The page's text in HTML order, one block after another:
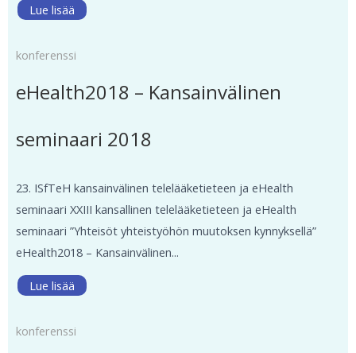
Lue lisää
konferenssi
eHealth2018 – Kansainvälinen
seminaari 2018
23. ISfTeH kansainvälinen telelääketieteen ja eHealth
seminaari XXIII kansallinen telelääketieteen ja eHealth
seminaari ”Yhteisöt yhteistyöhön muutoksen kynnyksellä”
eHealth2018 – Kansainvälinen...
Lue lisää
konferenssi